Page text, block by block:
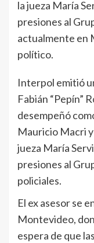
la jueza María
presiones al
actualmente en
político.
Interpol emitió
Fabián “Pepín”
desempeñó
Mauricio Macri
jueza María
presiones al
policiales.
El ex asesor se
Montevideo,
espera de que